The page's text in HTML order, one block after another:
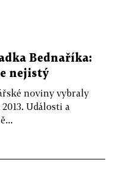
Bednaříka:
nejistý
noviny vybraly
Události a